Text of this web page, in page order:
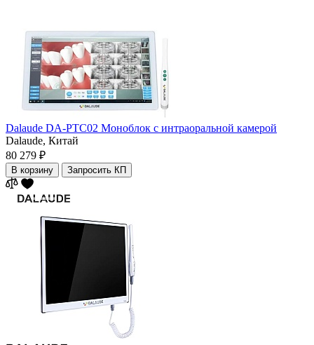
Dalaude DA-PTC02 Моноблок с интраоральной камерой
Dalaude, Китай
80 279 ₽
В корзину Запросить КП